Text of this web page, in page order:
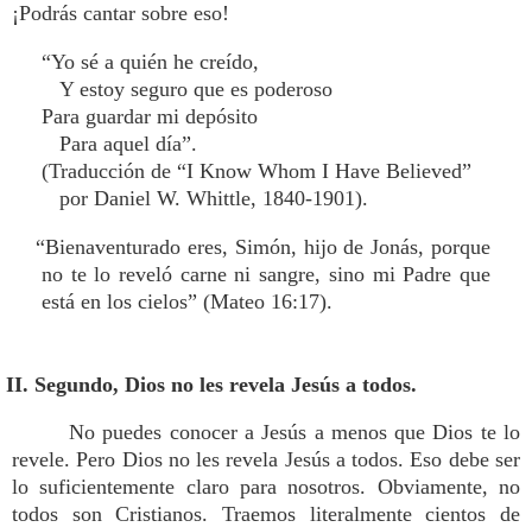
¡Podrás cantar sobre eso!
“Yo sé a quién he creído,
Y estoy seguro que es poderoso
Para guardar mi depósito
Para aquel día”.
(Traducción de “I Know Whom I Have Believed”
por Daniel W. Whittle, 1840-1901).
“Bienaventurado eres, Simón, hijo de Jonás, porque
no te lo reveló carne ni sangre, sino mi Padre que
está en los cielos” (Mateo 16:17).
II. Segundo, Dios no les revela Jesús a todos.
No puedes conocer a Jesús a menos que Dios te lo
revele. Pero Dios no les revela Jesús a todos. Eso debe ser
lo suficientemente claro para nosotros. Obviamente, no
todos son Cristianos. Traemos literalmente cientos de